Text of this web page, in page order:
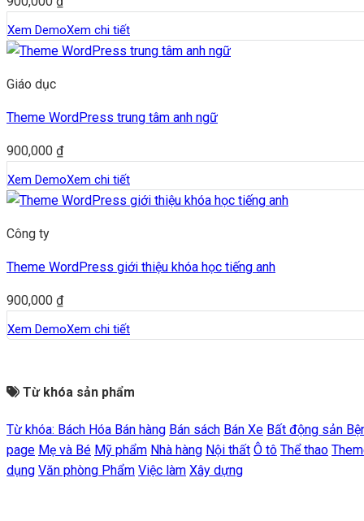
Xem DemoXem chi tiết
Giáo dục
Theme WordPress trung tâm anh ngữ
900,000 ₫
Xem DemoXem chi tiết
Công ty
Theme WordPress giới thiệu khóa học tiếng anh
900,000 ₫
Xem DemoXem chi tiết
Từ khóa sản phẩm
Từ khóa: Bách Hóa Bán hàng Bán sách Bán Xe Bất động sản
page Mẹ và Bé Mỹ phẩm Nhà hàng Nội thất Ô tô Thể thao
dụng Văn phòng Phẩm Việc làm Xây dựng